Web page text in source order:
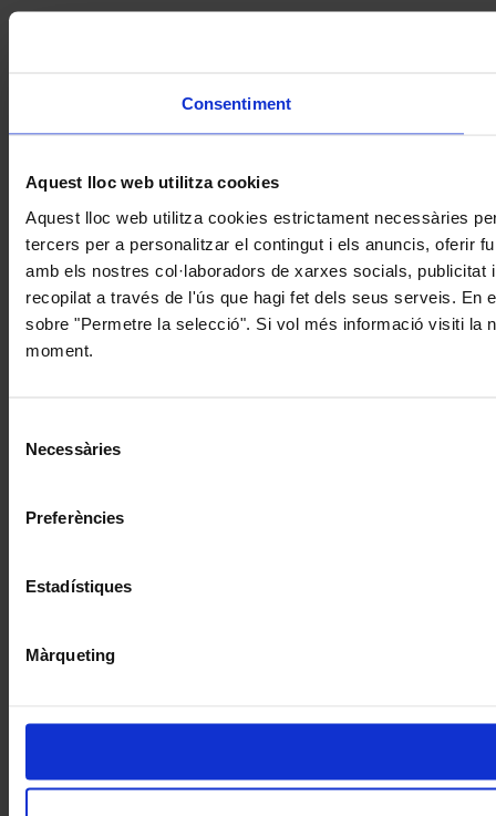
Consentiment
Aquest lloc web utilitza cookies
Aquest lloc web utilitza cookies estrictament necessàries
tercers per a personalitzar el contingut i els anuncis, oferir
amb els nostres col·laboradors de xarxes socials,
recopilat a través de l'ús que hagi fet dels seus serveis. En
sobre "Permetre la selecció". Si vol més informació visiti la
moment.
Necessàries
Preferències
Estadístiques
Màrqueting